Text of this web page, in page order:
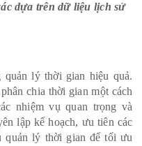
dựa trên dữ liệu lịch sử
lý thời gian hiệu quả.
chia thời gian một cách
nhiệm vụ quan trọng và
lập kế hoạch, ưu tiên các
quản lý thời gian để tối ưu